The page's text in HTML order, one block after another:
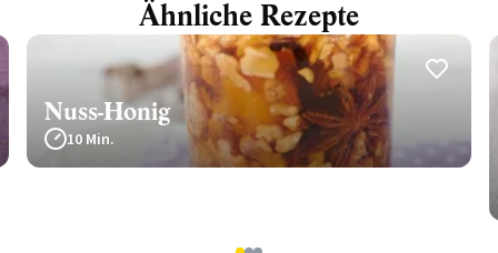
Ähnliche Rezepte
Nuss-Honig
10 Min.